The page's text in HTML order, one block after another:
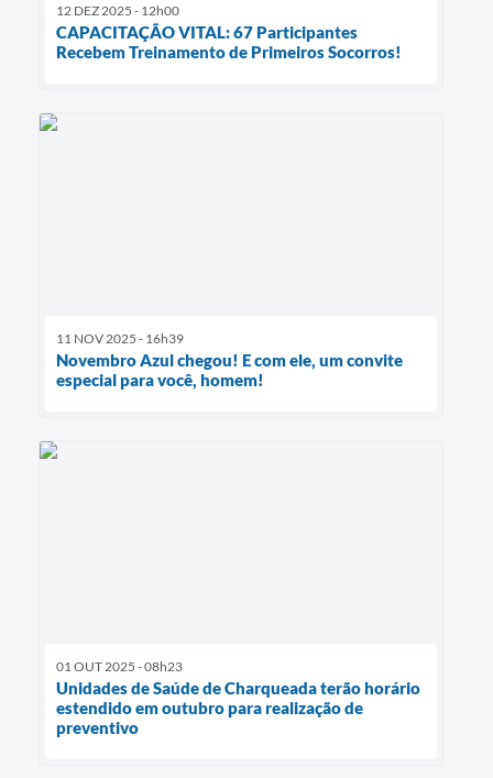
12 DEZ 2025 - 12h00
CAPACITAÇÃO VITAL: 67 Participantes
Recebem Treinamento de Primeiros Socorros!
11 NOV 2025 - 16h39
Novembro Azul chegou! E com ele, um convite
especial para você, homem!
01 OUT 2025 - 08h23
Unidades de Saúde de Charqueada terão horário
estendido em outubro para realização de
preventivo